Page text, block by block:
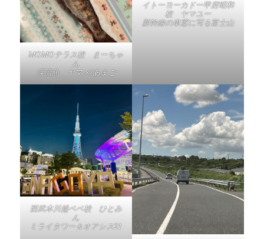
MOMOテラス校 まーちゃ
ん
渓流魚 ヤマメ/あまご
イトーヨーカドー甲府昭和
校 ヤマユー
新幹線の車窓に写る富士山
西武本川越ペペ校 ひとみ
ん
ミライタワー＆オアシス21